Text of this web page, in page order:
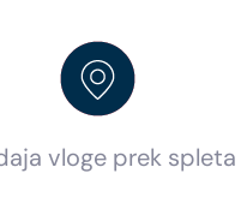
vloge prek spleta